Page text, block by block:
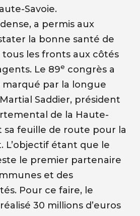
Savoie.
a permis aux
la bonne santé de
tous les fronts aux côtés
Le 89e congrès a
par la longue
Saddier, président
de la Haute-
sa feuille de route pour la
L’objectif étant que le
le premier partenaire
et des
Pour ce faire, le
30 millions d’euros